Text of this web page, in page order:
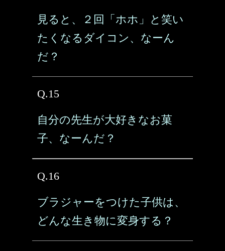
見ると、２回「ホホ」と笑い
たくなるダイコン、なーん
だ？
Q.15
自分の先生が大好きなお菓
子、なーんだ？
Q.16
ブラジャーをつけた子供は、
どんな生き物に変身する？